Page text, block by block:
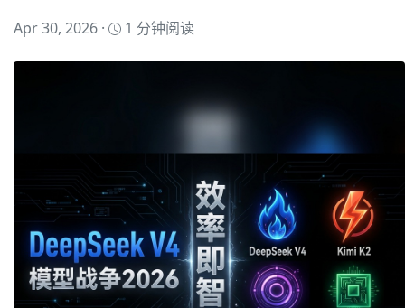
Apr 30, 2026 · 1 分钟阅读